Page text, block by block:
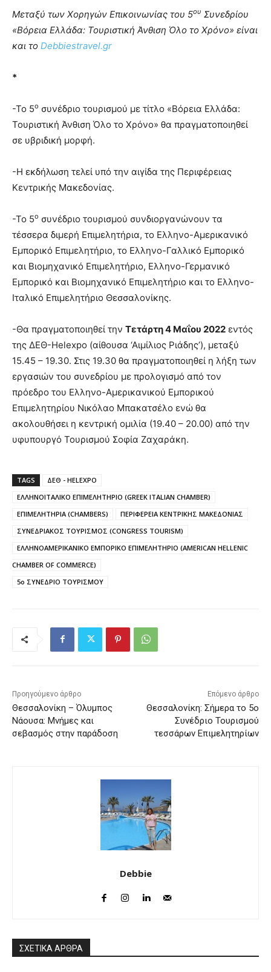
Μεταξύ των Χορηγών Επικοινωνίας του 5ου Συνεδρίου
«Βόρεια Ελλάδα: Τουριστική Άνθιση Όλο το Χρόνο» είναι
και το Debbiestravel.gr
*
-Το 5ο συνέδριο τουρισμού με τίτλο «Βόρεια Ελλάδα:
Τουριστική Άνθιση Όλο το Χρόνο» θα πραγματοποιηθεί
σε υβριδική μορφή.
-Η εκδήλωση τελεί υπό την αιγίδα της Περιφέρειας
Κεντρικής Μακεδονίας.
-Το 5ο συνέδριο τουρισμού συνδιοργανώνουν τα
τέσσερα διμερή Επιμελητήρια, το Ελληνο-Αμερικανικό
Εμπορικό Επιμελητήριο, το Ελληνο-Γαλλικό Εμπορικό
και Βιομηχανικό Επιμελητήριο, Ελληνο-Γερμανικό
Εμπορικό και Βιομηχανικό Επιμελητήριο και το Ελληνο-
Ιταλικό Επιμελητήριο Θεσσαλονίκης.
-Θα πραγματοποιηθεί την Τετάρτη 4 Μαΐου 2022 εντός
της ΔΕΘ-Helexpo (αίθουσα ‘Αιμίλιος Ριάδης’), μεταξύ
15.45 – 19.30. Στις 19.30 θα πραγματοποιηθεί η λήξη των
εργασιών του συνεδρίου με προλογισμό από τον
πρόεδρο του Ελληνο-Αμερικανικού Εμπορικού
Επιμελητηρίου Νικόλαο Μπακατσέλο ενώ θα
ακολουθήσει η κεντρική ομιλία (19.40 – 20.00) από την
υφυπουργό Τουρισμού Σοφία Ζαχαράκη.
TAGS
ΔΕΘ - HELEXPO
ΕΛΛΗΝΟΙΤΑΛΙΚΟ ΕΠΙΜΕΛΗΤΗΡΙΟ (GREEK ITALIAN CHAMBER)
ΕΠΙΜΕΛΗΤΗΡΙΑ (CHAMBERS)
ΠΕΡΙΦΕΡΕΙΑ ΚΕΝΤΡΙΚΗΣ ΜΑΚΕΔΟΝΙΑΣ
ΣΥΝΕΔΡΙΑΚΟΣ ΤΟΥΡΙΣΜΟΣ (CONGRESS TOURISM)
ΕΛΛΗΝΟΑΜΕΡΙΚΑΝΙΚΟ ΕΜΠΟΡΙΚΟ ΕΠΙΜΕΛΗΤΗΡΙΟ (AMERICAN HELLENIC
CHAMBER OF COMMERCE)
5ο ΣΥΝΕΔΡΙΟ ΤΟΥΡΙΣΜΟΥ
Προηγούμενο άρθρο
Θεσσαλονίκη – Όλυμπος
Νάουσα: Μνήμες και
σεβασμός στην παράδοση
Επόμενο άρθρο
Θεσσαλονίκη: Σήμερα το 5ο
Συνέδριο Τουρισμού
τεσσάρων Επιμελητηρίων
Debbie
ΣΧΕΤΙΚΑ ΑΡΘΡΑ